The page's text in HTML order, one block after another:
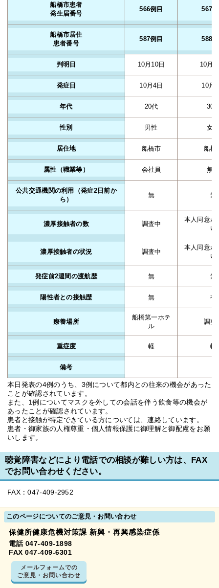
船橋市患者
発生届番号
566例目 567
船橋市居住
患者番号
587例目 588
判明日 10月10日 10月
発症日 10月4日 10月
年代 20代 30
性別 男性 女
居住地 船橋市 船橋
属性（職業等） 会社員 無
公共交通機関の利用（発症2日前か
ら）
無 無
濃厚接触者の数 調査中
本人同意が
い
濃厚接触者の状況 調査中
本人同意が
い
発症前2週間の渡航歴 無 無
陽性者との接触歴 無 有
療養場所
船橋第一ホテ
ル
調整
重症度 軽 軽
備考
本日発表の4例のうち、3例について都内との往来の機会があった
ことが確認されています。
また、1例についてマスクを外しての会話を伴う飲食等の機会が
あったことが確認されています。
患者と接触が特定できている方については、連絡しています。
患者・御家族の人権尊重・個人情報保護に御理解と御配慮をお願
いします。
聴覚障害などにより電話での相談が難しい方は、FAX
でお問い合わせください。
FAX：047-409-2952
このページについてのご意見・お問い合わせ
保健所健康危機対策課 新興・再興感染症係
電話 047-409-1898
FAX 047-409-6301
メールフォームでの
ご意見・お問い合わせ